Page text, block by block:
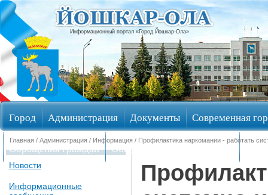
Информационный портал «Город Йошкар-Ола»
Город Администрация Документы Современная
Обращения граждан Общественные обсуждения
Главная / Администрация / Информация / Профилактика наркомании - работать
Новости
Информационные